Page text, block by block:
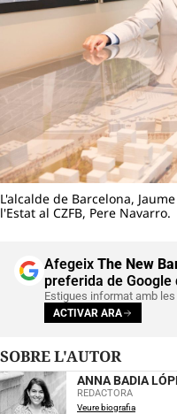
L'alcalde de Barcelona,
l'Estat al CZFB, Pere Navarro.
Afegeix The New
preferida de
Estigues informat amb
ACTIVAR ARA
SOBRE L'AUTOR
ANNA BADIA
REDACTORA
Veure biografia